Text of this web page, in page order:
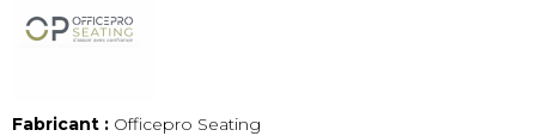
Fabricant : Officepro Seating